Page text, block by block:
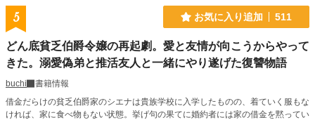
5 お気に入り追加 511
どん底貧乏伯爵令嬢の再起劇。愛と友情が向こうからやって
きた。溺愛偽弟と推活友人と一緒にやり遂げた復讐物語
buchi
書籍情報
借金だらけの貧乏伯爵家のシエナは貴族学校に入学したものの、着ていく服もな
ければ、家に食べ物もない状態。挙げ句の果てに婚約者には家の借金を黙ってい